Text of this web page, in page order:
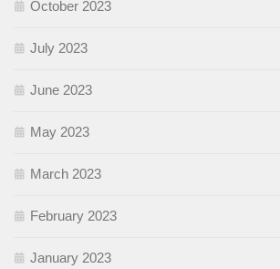
October 2023
July 2023
June 2023
May 2023
March 2023
February 2023
January 2023